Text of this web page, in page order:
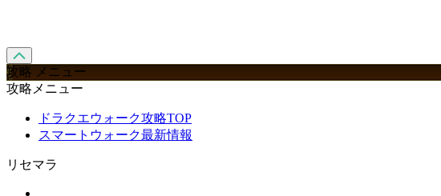
攻略 メニュー
攻略メニュー
ドラクエウォーク攻略TOP
スマートウォーク最新情報
リセマラ